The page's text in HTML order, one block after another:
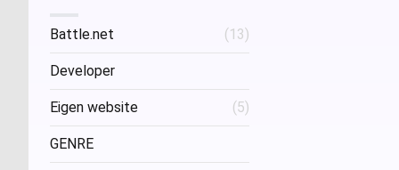
Ubisoft / Uplay
Battle.net (13)
Developer
Project Three Interactive
Stud
Eigen website (5)
GENRE